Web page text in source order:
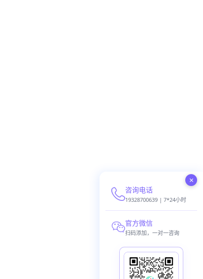
×
咨询电话
19328700639 | 7*24小时
官方微信
扫码添加，一对一咨询